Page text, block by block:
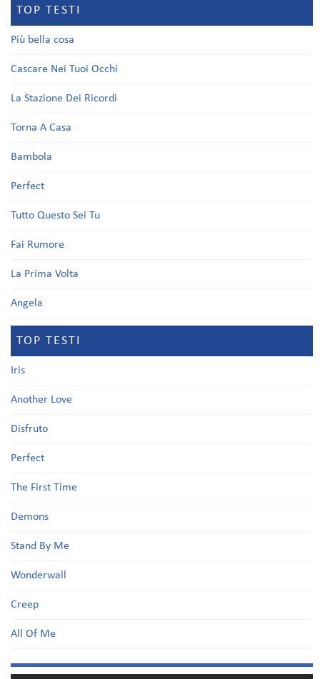
TOP TESTI
Più bella cosa
Cascare Nei Tuoi Occhi
La Stazione Dei Ricordi
Torna A Casa
Bambola
Perfect
Tutto Questo Sei Tu
Fai Rumore
La Prima Volta
Angela
TOP TESTI
Iris
Another Love
Disfruto
Perfect
The First Time
Demons
Stand By Me
Wonderwall
Creep
All Of Me